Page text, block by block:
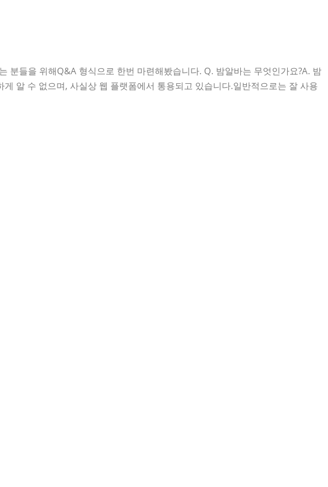
분들을 위해Q&A 형식으로 한번 마련해봤습니다. Q. 밤알바는 무엇인가요?A. 밤
알 수 없으며, 사실상 웹 플랫폼에서 통용되고 있습니다.일반적으로는 잘 사용